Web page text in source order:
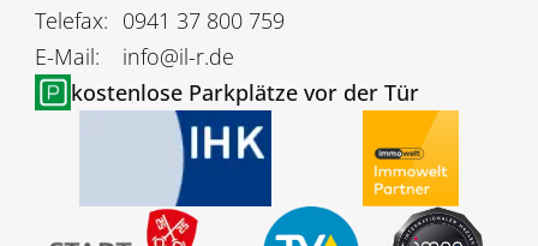
Telefax: 0941 37 800 759
E-Mail:
info@il-r.de
kostenlose Parkplätze vor der Tür